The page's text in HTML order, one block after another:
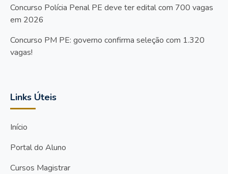
Concurso Polícia Penal PE deve ter edital com 700 vagas
em 2026
Concurso PM PE: governo confirma seleção com 1.320
vagas!
Links Úteis
Início
Portal do Aluno
Cursos Magistrar